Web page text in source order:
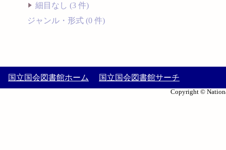
細目なし (3 件)
ジャンル・形式 (0 件)
国立国会図書館ホーム 国立国会図書館サーチ
Copyright ©